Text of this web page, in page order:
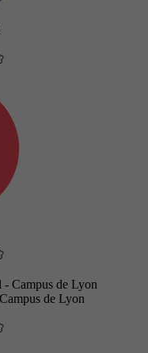
de Lyon